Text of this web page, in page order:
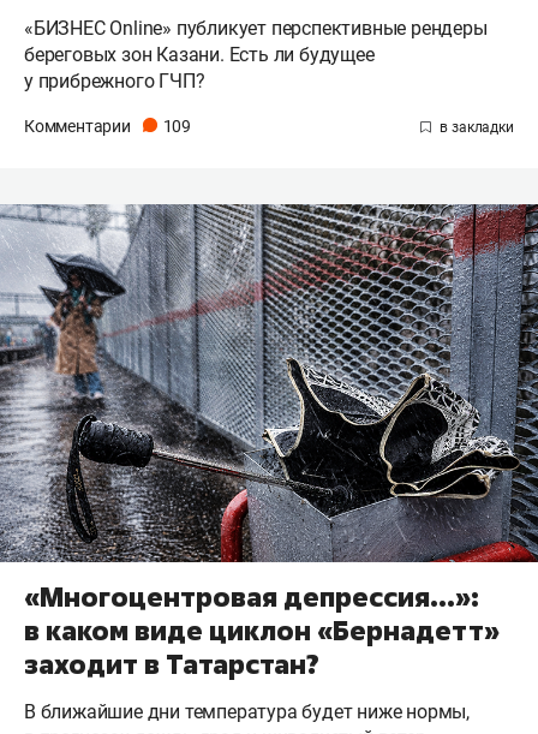
«БИЗНЕС Online» публикует перспективные рендеры
береговых зон Казани. Есть ли будущее
у прибрежного ГЧП?
Комментарии 109
«Многоцентровая депрессия…»:
в каком виде циклон «Бернадетт»
заходит в Татарстан?
В ближайшие дни температура будет ниже нормы,